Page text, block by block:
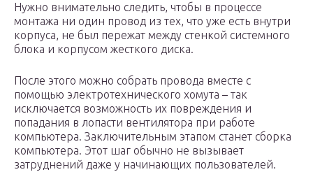
Нужно внимательно следить, чтобы в процессе
монтажа ни один провод из тех, что уже есть внутри
корпуса, не был пережат между стенкой системного
блока и корпусом жесткого диска.
После этого можно собрать провода вместе с
помощью электротехнического хомута – так
исключается возможность их повреждения и
попадания в лопасти вентилятора при работе
компьютера. Заключительным этапом станет сборка
компьютера. Этот шаг обычно не вызывает
затруднений даже у начинающих пользователей.